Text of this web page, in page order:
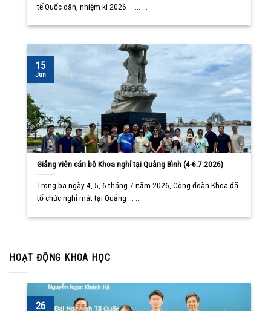
tế Quốc dân, nhiệm kì 2026 – ... ...
Giảng viên cán bộ Khoa nghỉ tại Quảng Bình (4-6.7.2026)
Trong ba ngày 4, 5, 6 tháng 7 năm 2026, Công đoàn Khoa đã
tổ chức nghỉ mát tại Quảng ... ...
15
Jun
HOẠT ĐỘNG KHOA HỌC
26